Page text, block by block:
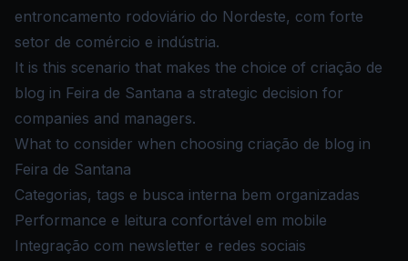
entroncamento rodoviário do Nordeste, com forte
setor de comércio e indústria.
It is this scenario that makes the choice of criação de
blog in Feira de Santana a strategic decision for
companies and managers.
What to consider when choosing criação de blog in
Feira de Santana
Categorias, tags e busca interna bem organizadas
Performance e leitura confortável em mobile
Integração com newsletter e redes sociais